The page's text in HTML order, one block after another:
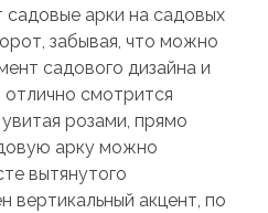
арки на садовых
забывая, что можно
садового дизайна и
смотрится
розами, прямо
арку можно
вытянутого
вертикальный акцент, по